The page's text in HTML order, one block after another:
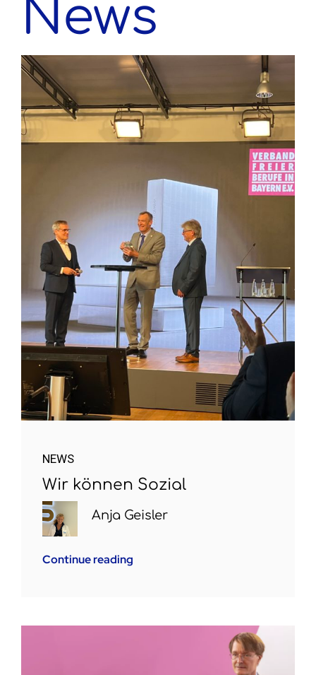
Wahlen 2026
News
NEWS
Wir können Sozial
Anja Geisler
Continue reading